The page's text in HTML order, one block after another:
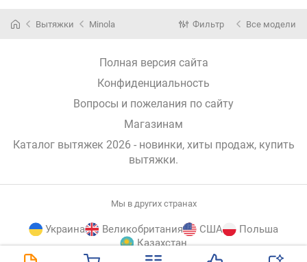
Вытяжки Minola Фильтр Все модели
Полная версия сайта
Конфиденциальность
Вопросы и пожелания по сайту
Магазинам
Каталог вытяжек 2026 - новинки, хиты продаж, купить
вытяжки.
Мы в других странах
Украина Великобритания США
Польша
Казахстан